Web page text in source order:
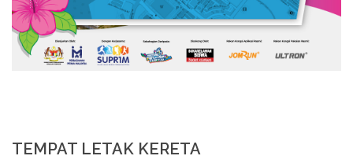
TEMPAT LETAK KERETA